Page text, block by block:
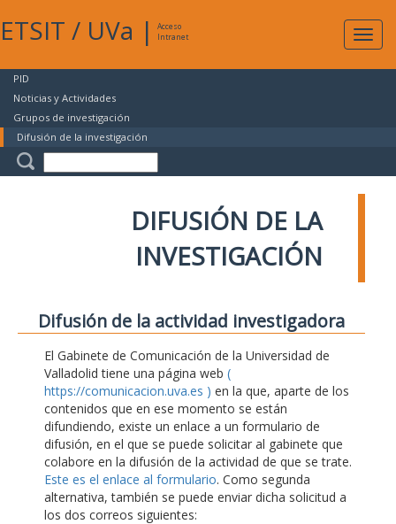
ETSIT / UVa |
Acceso
Intranet
PID
Noticias y Actividades
Grupos de investigación
Difusión de la investigación
DIFUSIÓN DE LA
INVESTIGACIÓN
Difusión de la actividad investigadora
El Gabinete de Comunicación de la Universidad de
Valladolid tiene una página web (
https://comunicacion.uva.es ) en la que, aparte de los
contenidos que en ese momento se están
difundiendo, existe un enlace a un formulario de
difusión, en el que se puede solicitar al gabinete que
colabore en la difusión de la actividad de que se trate.
Este es el enlace al formulario. Como segunda
alternativa, también se puede enviar dicha solicitud a
los dos correos siguientes: